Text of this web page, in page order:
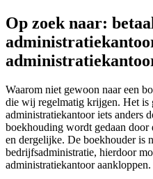
Op zoek naar:
Waarom niet gewoon naar een
die wij regelmatig krijgen. Het is
administratiekantoor iets anders
boekhouding wordt gedaan door
en dergelijke. De boekhouder is
bedrijfsadministratie, hierdoor
administratiekantoor aankloppen.